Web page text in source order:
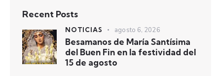
Recent Posts
NOTICIAS agosto 6, 2026
Besamanos de María Santísima
del Buen Fin en la festividad del
15 de agosto